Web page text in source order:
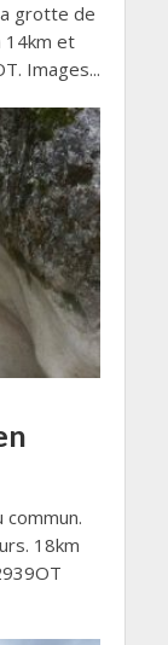
grotte de
14km et
Images...
commun.
18km